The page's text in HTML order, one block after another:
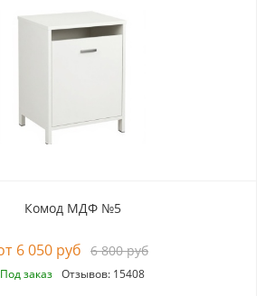
Комод МДФ №5
6 050 руб 6 800 руб
Под заказ Отзывов: 15408